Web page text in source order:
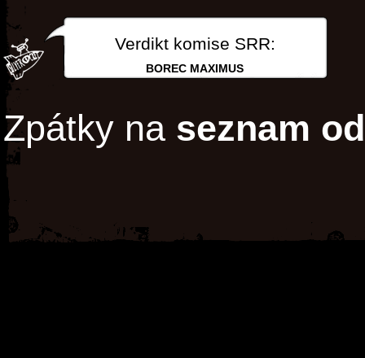
Verdikt komise SRR:
BOREC MAXIMUS
Zpátky na seznam